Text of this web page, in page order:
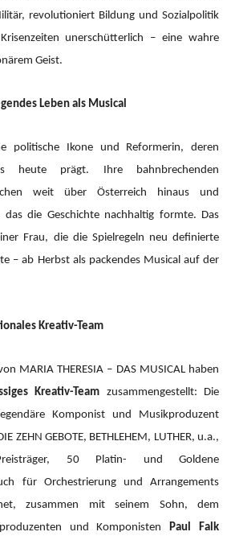
revolutioniert Bildung und Sozialpolitik
unerschütterlich – eine wahre
Geist.
Leben als Musical
politische Ikone und Reformerin, deren
heute prägt. Ihre bahnbrechenden
weit über Österreich hinaus und
das die Geschichte nachhaltig formte. Das
Frau, die die Spielregeln neu definierte
– ab Herbst als packendes Musical auf der
Kreativ-Team
MARIA THERESIA – DAS MUSICAL haben
Kreativ-Team zusammengestellt: Die
Komponist und Musikproduzent
ZEHN GEBOTE, BETHLEHEM, LUTHER, u.a.,
Preisträger, 50 Platin- und Goldene
für Orchestrierung und Arrangements
zusammen mit seinem Sohn, dem
und KomponistenPaul Falk